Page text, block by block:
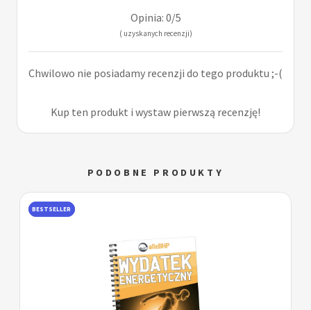
Opinia: 0/5
( uzyskanych recenzji)
Chwilowo nie posiadamy recenzji do tego produktu ;-(
Kup ten produkt i wystaw pierwszą recenzję!
PODOBNE PRODUKTY
BESTSELLER